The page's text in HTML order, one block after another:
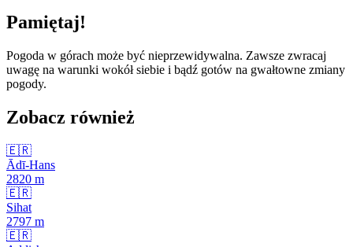
Pamiętaj!
Pogoda w górach może być nieprzewidywalna. Zawsze zwracaj
uwagę na warunki wokół siebie i bądź gotów na gwałtowne zmiany
pogody.
Zobacz również
🇪🇷
Ādī-Hans
2820 m
🇪🇷
Sihat
2797 m
🇪🇷